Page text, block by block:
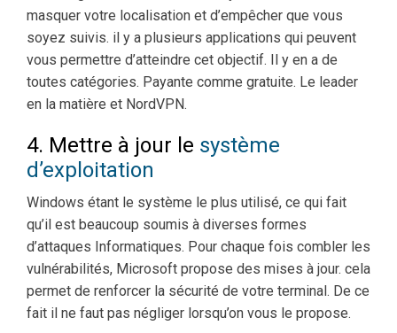
masquer votre localisation et d’empêcher que vous
soyez suivis. il y a plusieurs applications qui peuvent
vous permettre d’atteindre cet objectif. Il y en a de
toutes catégories. Payante comme gratuite. Le leader
en la matière et NordVPN.
4. Mettre à jour le système
d’exploitation
Windows étant le système le plus utilisé, ce qui fait
qu’il est beaucoup soumis à diverses formes
d’attaques Informatiques. Pour chaque fois combler les
vulnérabilités, Microsoft propose des mises à jour. cela
permet de renforcer la sécurité de votre terminal. De ce
fait il ne faut pas négliger lorsqu’on vous le propose.